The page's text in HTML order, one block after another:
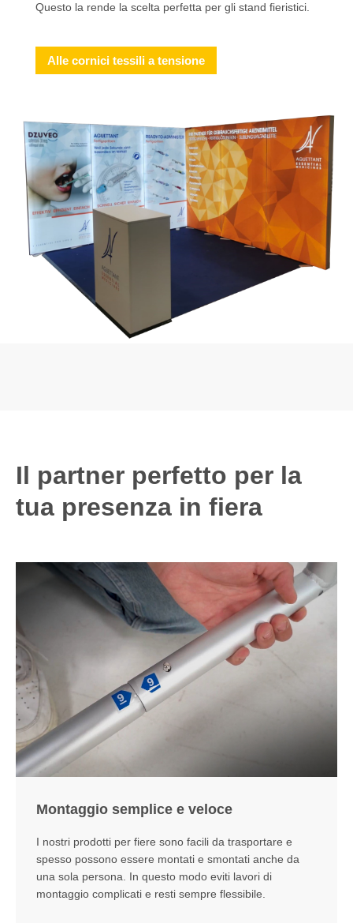
Questo la rende la scelta perfetta per gli stand fieristici.
Alle cornici tessili a tensione
Il partner perfetto per la
tua presenza in fiera
Montaggio semplice e veloce
I nostri prodotti per fiere sono facili da trasportare e
spesso possono essere montati e smontati anche da
una sola persona. In questo modo eviti lavori di
montaggio complicati e resti sempre flessibile.